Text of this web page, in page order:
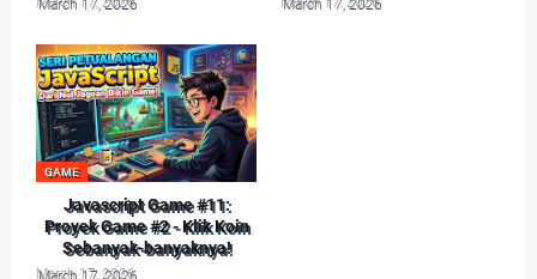
GAME
Javascript Game #11:
Proyek Game #2 - Klik Koin
Sebanyak-banyaknya!
March 17, 2026